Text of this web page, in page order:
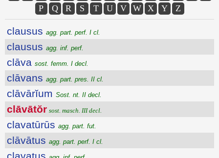
P
Q R S T U V W X Y Z
clausus agg. part. perf. I cl.
clausus agg. inf. perf.
clāva sost. femm. I decl.
clāvans agg. part. pres. II cl.
clāvārĭum Sost. nt. II decl.
clāvātŏr sost. masch. III decl.
clavatūrūs agg. part. fut.
clāvātus agg. part. perf. I cl.